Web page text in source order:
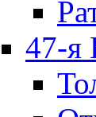
47-я